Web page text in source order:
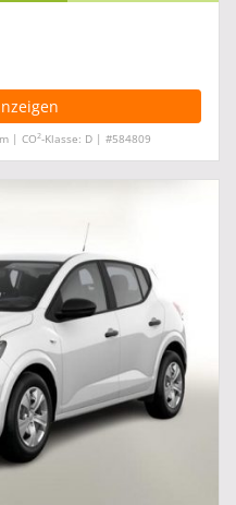
| CO2-Klasse: D | #584809